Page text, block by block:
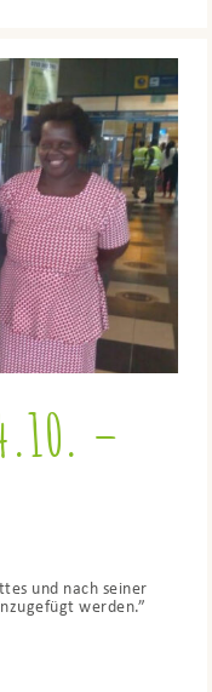
–
und nach seiner
werden.”